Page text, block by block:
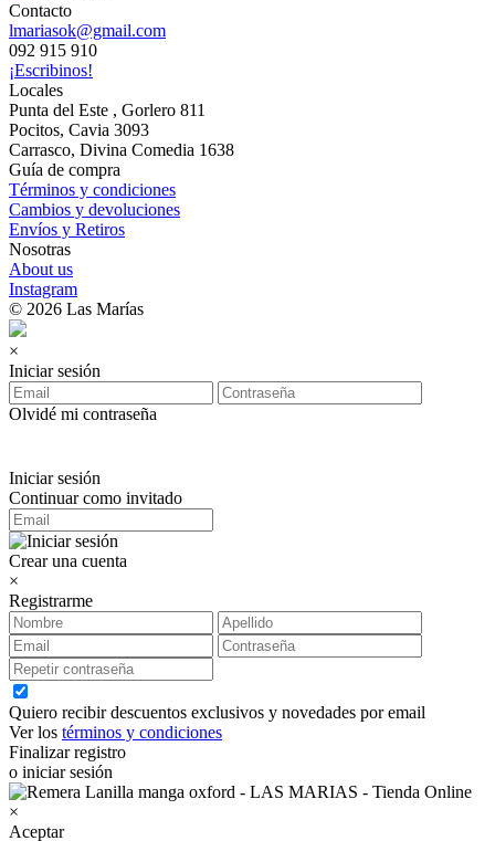
Contacto
lmariasok@gmail.com
092 915 910
¡Escribinos!
Locales
Punta del Este , Gorlero 811
Pocitos, Cavia 3093
Carrasco, Divina Comedia 1638
Guía de compra
Términos y condiciones
Cambios y devoluciones
Envíos y Retiros
Nosotras
About us
Instagram
© 2026 Las Marías
×
Iniciar sesión
Olvidé mi contraseña
Iniciar sesión
Continuar como invitado
Crear una cuenta
×
Registrarme
Quiero recibir descuentos exclusivos y novedades por email
Ver los términos y condiciones
Finalizar registro
o iniciar sesión
×
Aceptar